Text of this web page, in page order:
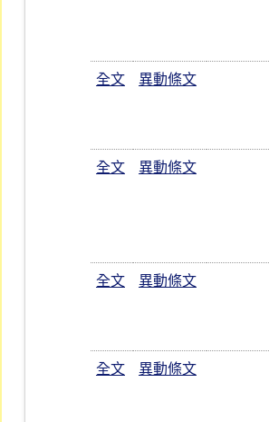
全文 異動條文
全文 異動條文
全文 異動條文
全文 異動條文